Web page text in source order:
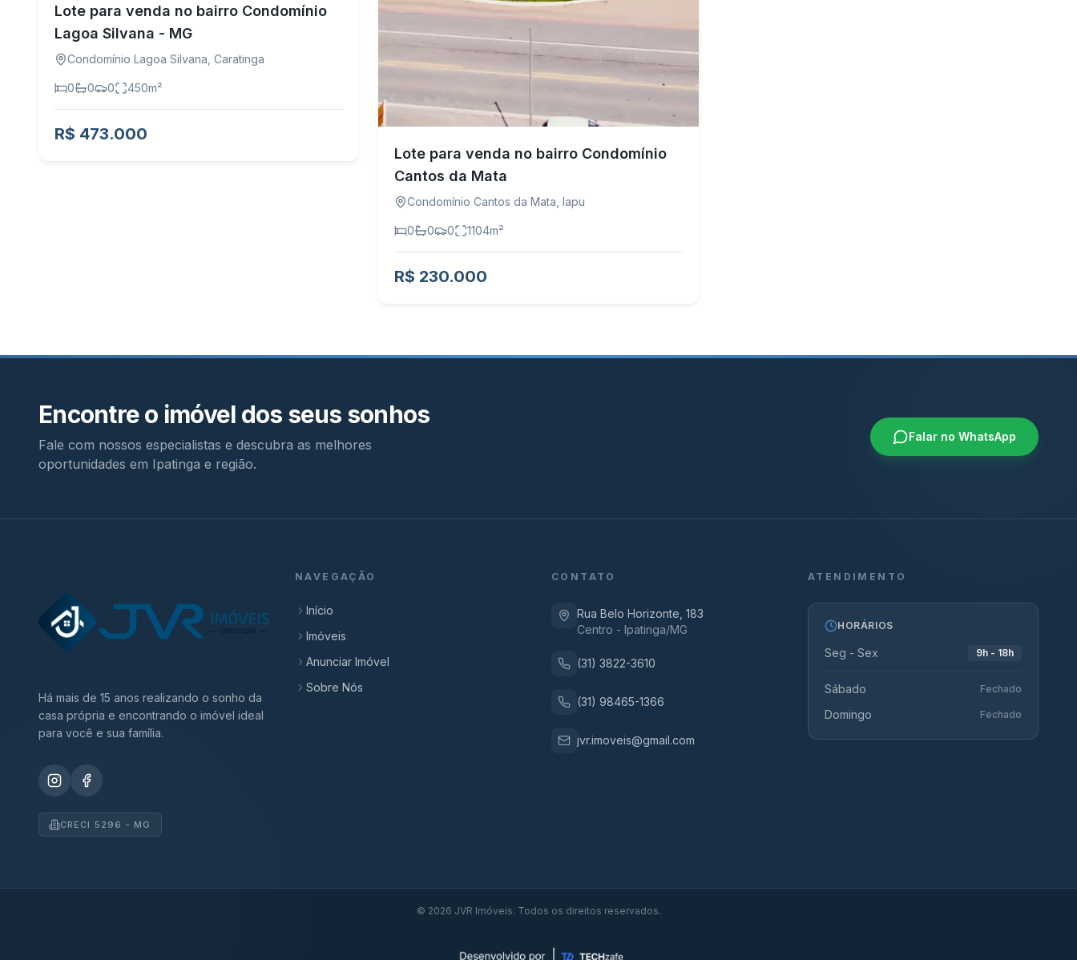
Lote para venda no bairro Condomínio
Lagoa Silvana - MG
Condomínio Lagoa Silvana Caratinga
0 0 0 450m²
R$ 473.000
Lote para venda no bairro Condomínio
Cantos da Mata
Condomínio Cantos da Mata Iapu
0 0 0 1104m²
R$ 230.000
Encontre o imóvel dos seus sonhos
Fale com nossos especialistas e descubra as melhores
oportunidades em Ipatinga e região.
Falar no WhatsApp
Há mais de 15 anos realizando o sonho da
casa própria e encontrando o imóvel ideal
para você e sua família.
CRECI 5296 - MG
NAVEGAÇÃO
Início
Imóveis
Anunciar Imóvel
Sobre Nós
CONTATO
Rua Belo Horizonte, 183
Centro - Ipatinga/MG
(31) 3822-3610
(31) 98465-1366
jvr.imoveis@gmail.com
ATENDIMENTO
HORÁRIOS
Seg - Sex 9h - 18h
Sábado Fechado
Domingo Fechado
© 2026 JVR Imóveis. Todos os direitos reservados.